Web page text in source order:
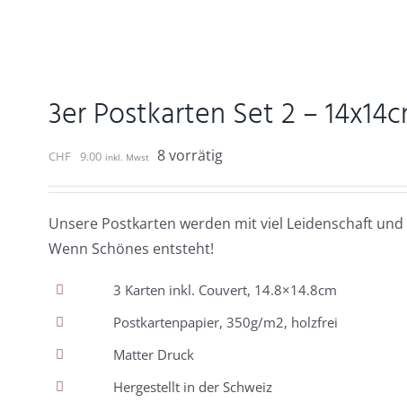
3er Postkarten Set 2 –
CHF 9.00 inkl. Mwst 8 vorrätig
Unsere Postkarten werden mit viel Leidenschaft
Wenn Schönes entsteht!
3 Karten inkl. Couvert, 14.8×14.8cm
Postkartenpapier, 350g/m2, holzfrei
Matter Druck
Hergestellt in der Schweiz